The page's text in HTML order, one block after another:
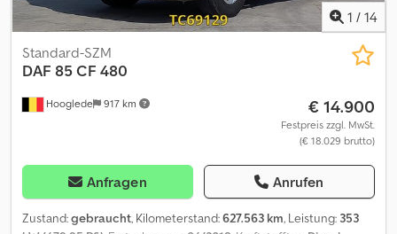
1 / 14
Hooglede 917 km
Standard-SZM
DAF 85 CF 480
€ 14.900
Festpreis zzgl. MwSt.
(€ 18.029 brutto)
Anfragen Anrufen
Zustand:gebraucht, Kilometerstand:627.563 km, Leistung: 353